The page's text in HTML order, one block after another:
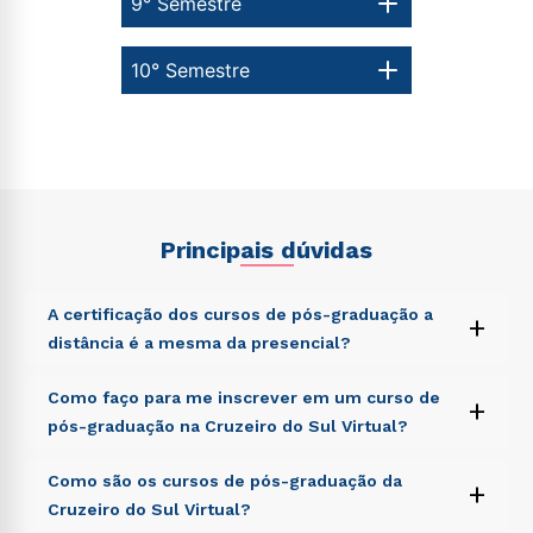
10° Semestre
Principais dúvidas
A certificação dos cursos de pós-graduação a
distância é a mesma da presencial?
+
Sed ut perspiciatis unde omnis iste natus error sit
voluptatem accusantium doloremque laudantium,
totam rem aperiam, eaque ipsa quae ab illo inventore
explicabo. Nemo enim ipsam voluptatem quia
voluptas sit aspernatur aut odit aut fugit, sed quia
Como faço para me inscrever em um curso de
pós-graduação na Cruzeiro do Sul Virtual?
+
Sed ut perspiciatis unde omnis iste natus error sit
voluptatem accusantium doloremque laudantium,
totam rem aperiam, eaque ipsa quae ab illo inventore
Como são os cursos de pós-graduação da
Cruzeiro do Sul Virtual?
+